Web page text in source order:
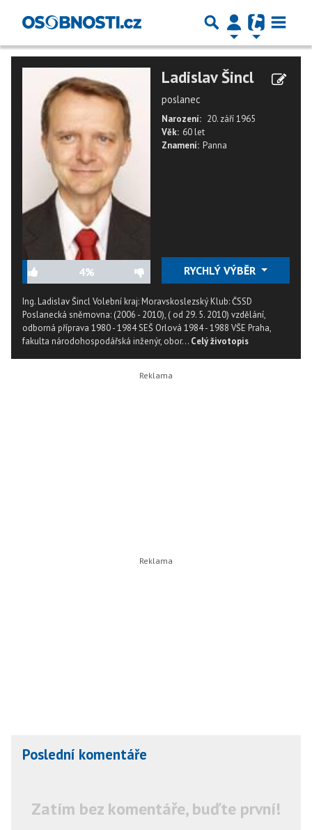
4%
Ladislav Šincl
poslanec
Narození: 20. září 1965
Věk: 60 let
Znamení: Panna
RYCHLÝ VÝBĚR
Ing. Ladislav Šincl Volební kraj: Moravskoslezský Klub: ČSSD
Poslanecká sněmovna: (2006 - 2010), ( od 29. 5. 2010) vzdělání,
odborná příprava 1980 - 1984 SEŠ Orlová 1984 - 1988 VŠE Praha,
fakulta národohospodářská inženýr, obor... Celý životopis
Poslední komentáře
Zatím bez komentáře, buďte první!